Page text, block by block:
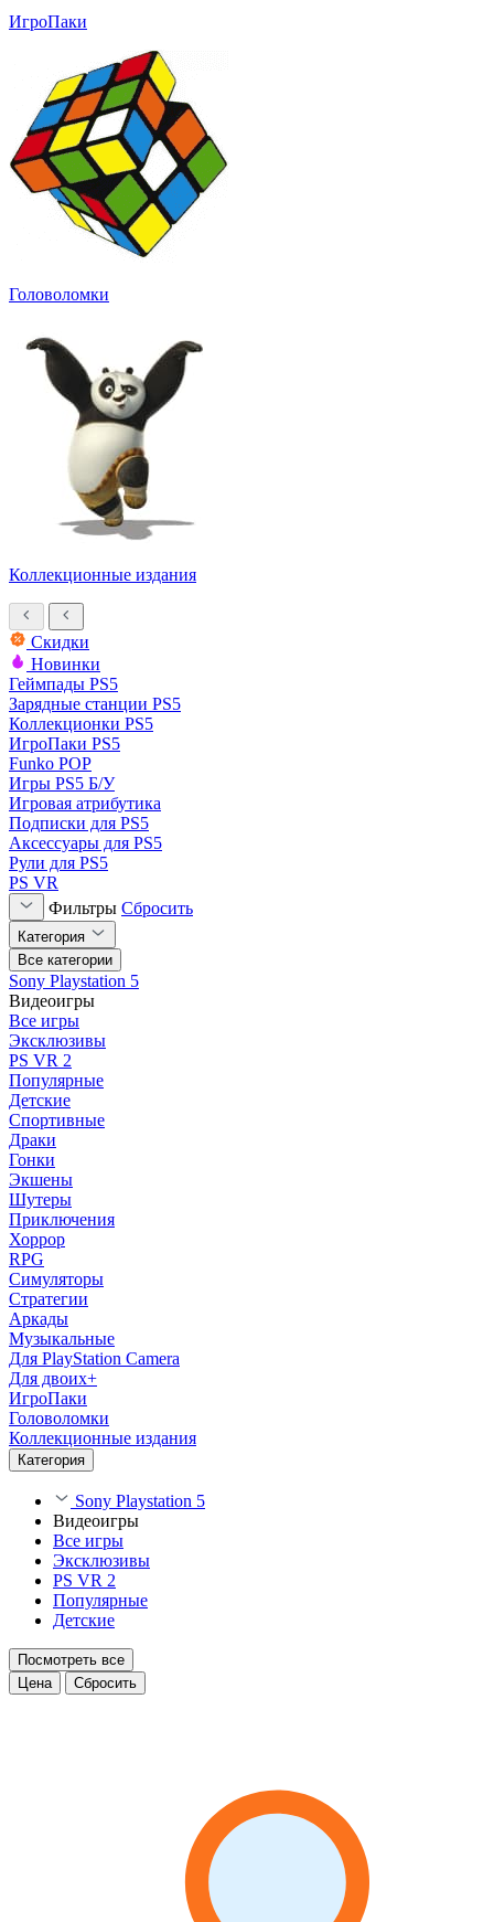
ИгроПаки
Головоломки
Коллекционные издания
Скидки
Новинки
Геймпады PS5
Зарядные станции PS5
Коллекционки PS5
ИгроПаки PS5
Funko POP
Игры PS5 Б/У
Игровая атрибутика
Подписки для PS5
Аксессуары для PS5
Рули для PS5
PS VR
Фильтры Сбросить
Категория
Все категории
Sony Playstation 5
Видеоигры
Все игры
Эксклюзивы
PS VR 2
Популярные
Детские
Спортивные
Драки
Гонки
Экшены
Шутеры
Приключения
Хоррор
RPG
Симуляторы
Стратегии
Аркады
Музыкальные
Для PlayStation Camera
Для двоих+
ИгроПаки
Головоломки
Коллекционные издания
Категория
Sony Playstation 5
Видеоигры
Все игры
Эксклюзивы
PS VR 2
Популярные
Детские
Посмотреть все
Цена
Сбросить